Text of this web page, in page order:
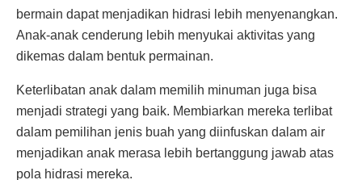
bermain dapat menjadikan hidrasi lebih menyenangkan.
Anak-anak cenderung lebih menyukai aktivitas yang
dikemas dalam bentuk permainan.
Keterlibatan anak dalam memilih minuman juga bisa
menjadi strategi yang baik. Membiarkan mereka terlibat
dalam pemilihan jenis buah yang diinfuskan dalam air
menjadikan anak merasa lebih bertanggung jawab atas
pola hidrasi mereka.